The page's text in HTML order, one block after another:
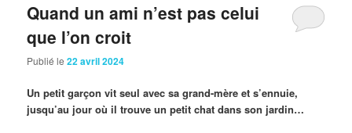
Quand un ami n’est pas celui
que l’on croit
Publié le22 avril 2024
Un petit garçon vit seul avec sa grand-mère et s’ennuie,
jusqu’au jour où il trouve un petit chat dans son jardin…